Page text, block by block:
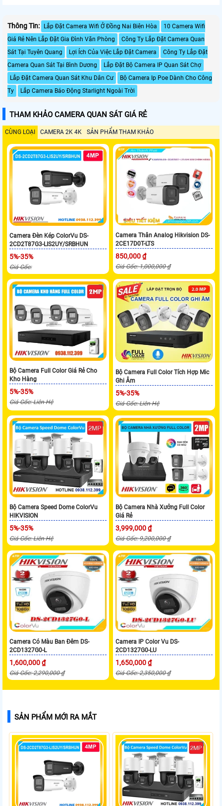
Thông Tin: Lắp Đặt Camera Wifi Ở Đồng Nai Biên Hòa
10 Camera Wifi
Giá Rẻ Nên Lắp Đặt Gia Đình Văn Phòng
Công Ty Lắp Đặt Camera Quan
Sát Tại Tuyên Quang
Lợi Ích Của Việc Lắp Đặt Camera
Công Ty Lắp Đặt
Camera Quan Sát Tại Bình Dương
Lắp Đặt Bộ Camera IP Quan Sát Chợ
Lắp Đặt Camera Quan Sát Khu Dân Cư
Bộ Camera Ip Poe Dành Cho Công
Ty
Lắp Camera Báo Động Starlight Ngoài Trời
THAM KHẢO CAMERA QUAN SÁT GIÁ RẺ
CÙNG LOẠI CAMERA 2K 4K SẢN PHẨM THAM KHẢO
Camera Đèn Kép ColorVu DS-
2CD2T87G3-LIS2UY/SRBHUN
5%-35%
Giá Gốc:
Camera Thân Analog Hikvision DS-
2CE17D0T-LTS
850,000 ₫
Giá Gốc: 1,000,000 ₫
Bộ Camera Full Color Giá Rẻ Cho
Kho Hàng
5%-35%
Giá Gốc: Liên Hệ
Bộ Camera Full Color Tích Hợp Mic
Ghi Âm
5%-35%
Giá Gốc: Liên Hệ
Bộ Camera Speed Dome ColorVu
HIKVISION
5%-35%
Giá Gốc: Liên Hệ
Bộ Camera Nhà Xưởng Full Color
Giá Rẻ
3,999,000 ₫
Giá Gốc: 9,200,000 ₫
Camera Có Màu Ban Đêm DS-
2CD1327G0-L
1,600,000 ₫
Giá Gốc: 2,290,000 ₫
Camera IP Color Vu DS-
2CD1327G0-LU
1,650,000 ₫
Giá Gốc: 2,350,000 ₫
SẢN PHẨM MỚI RA MẮT